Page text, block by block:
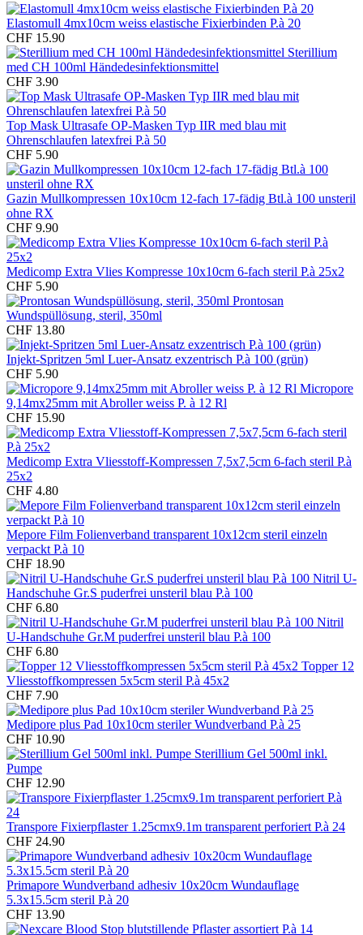
Elastomull 4mx10cm weiss elastische Fixierbinden P.à 20
CHF 15.90
Sterillium
med CH 100ml Händedesinfektionsmittel
CHF 3.90
Top Mask Ultrasafe OP-Masken Typ IIR med blau mit
Ohrenschlaufen latexfrei P.à 50
CHF 5.90
Gazin Mullkompressen 10x10cm 12-fach 17-fädig Btl.à 100 unsteril
ohne RX
CHF 9.90
Medicomp Extra Vlies Kompresse 10x10cm 6-fach steril P.à 25x2
CHF 5.90
Prontosan
Wundspüllösung, steril, 350ml
CHF 13.80
Injekt-Spritzen 5ml Luer-Ansatz exzentrisch P.à 100 (grün)
CHF 5.90
Micropore
9,14mx25mm mit Abroller weiss P. à 12 Rl
CHF 15.90
Medicomp Extra Vliesstoff-Kompressen 7,5x7,5cm 6-fach steril P.à
25x2
CHF 4.80
Mepore Film Folienverband transparent 10x12cm steril einzeln
verpackt P.à 10
CHF 18.90
Nitril U-
Handschuhe Gr.S puderfrei unsteril blau P.à 100
CHF 6.80
Nitril
U-Handschuhe Gr.M puderfrei unsteril blau P.à 100
CHF 6.80
Topper 12
Vliesstoffkompressen 5x5cm steril P.à 45x2
CHF 7.90
Medipore plus Pad 10x10cm steriler Wundverband P.à 25
CHF 10.90
Sterillium Gel 500ml inkl.
Pumpe
CHF 12.90
Transpore Fixierpflaster 1.25cmx9.1m transparent perforiert P.à 24
CHF 24.90
Primapore Wundverband adhesiv 10x20cm Wundauflage
5.3x15.5cm steril P.à 20
CHF 13.90